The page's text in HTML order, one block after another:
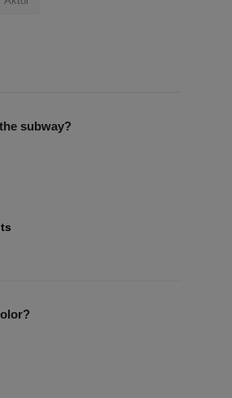
subway?